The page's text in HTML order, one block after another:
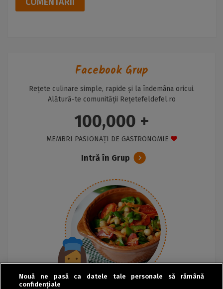
Facebook Grup
Rețete culinare simple, rapide și la îndemâna oricui.
Alătură-te comunității Rețetefeldefel.ro
100,000 +
MEMBRI PASIONAȚI DE GASTRONOMIE
Intră în Grup
Nouă ne pasă ca datele tale personale să rămână
confidențiale